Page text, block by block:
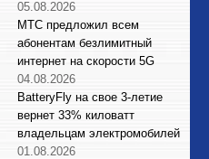
05.08.2026
МТС предложил всем
абонентам безлимитный
интернет на скорости 5G
04.08.2026
BatteryFly на свое 3-летие
вернет 33% киловатт
владельцам электромобилей
01.08.2026